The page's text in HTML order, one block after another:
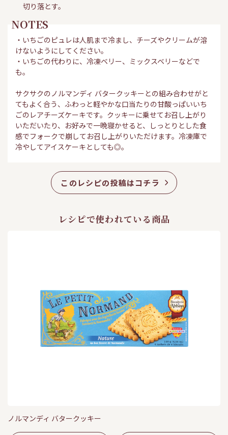
切り落とす。
NOTES
・いちごのピュレは人肌まで冷まし、チーズやクリームが溶
けないようにしてください。
・いちごの代わりに、冷凍ベリー、ミックスベリーなどで
も。
サクサクのノルマンディ バタークッキーとの組み合わせがと
てもよく合う、ふわっと軽やかな口当たりの甘酸っぱいいち
ごのレアチーズケーキです。クッキーに乗せてお召し上がり
いただいたり、お好みで一晩寝かせると、しっとりとした食
感でフォークで崩してお召し上がりいただけます。冷凍庫で
冷やしてアイスケーキとしても◎。
このレシピの投稿はコチラ
レシピで使われている商品
ノルマンディ バタークッキー